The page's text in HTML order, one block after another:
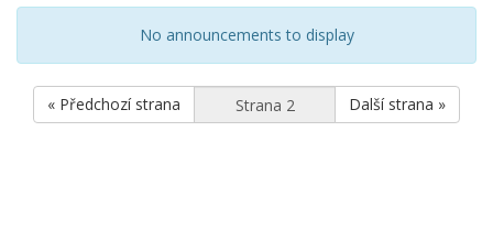
No announcements to display
« Předchozí strana Další strana »